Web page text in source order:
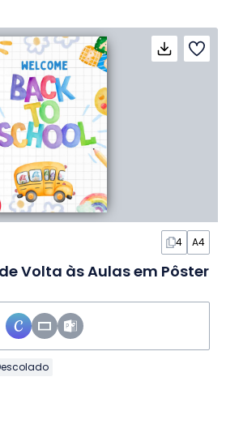
4 A4
Volta às Aulas em Pôster